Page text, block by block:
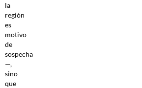
la
región
es
motivo
de
sospecha
—,
sino
que